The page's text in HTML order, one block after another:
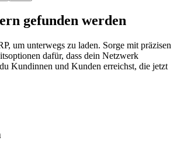
gefunden werden
um unterwegs zu laden. Sorge mit präzisen
dafür, dass dein Netzwerk
Kundinnen und Kunden erreichst, die jetzt